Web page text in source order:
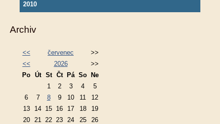
2010
Archiv
<< červenec
>>
<<
2026
>>
Po Út St Čt Pá So
Ne
1
2 3 4
5
6
7 8 9 10 11
12
13
14 15 16 17 18
19
20
21 22 23 24 25
26